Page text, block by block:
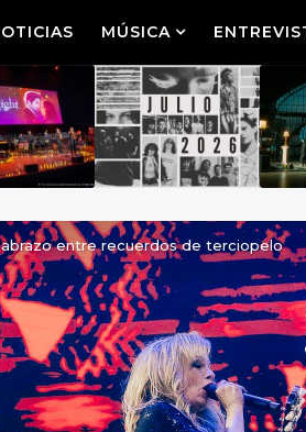
MÚSICA
abrazo entre recuerdos de terciopelo